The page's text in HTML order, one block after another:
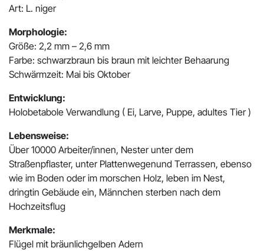
Art: L. niger
Morphologie:
Größe: 2,2 mm – 2,6 mm
Farbe: schwarzbraun bis braun mit leichter Behaarung
Schwärmzeit: Mai bis Oktober
Entwicklung:
Holobetabole Verwandlung ( Ei, Larve, Puppe, adultes Tier )
Lebensweise:
Über 10000 Arbeiter/innen, Nester unter dem
Straßenpflaster, unter Plattenwegenund Terrassen, ebenso
wie im Boden oder im morschen Holz, leben im Nest,
dringtin Gebäude ein, Männchen sterben nach dem
Hochzeitsflug
Merkmale:
Flügel mit bräunlichgelben Adern